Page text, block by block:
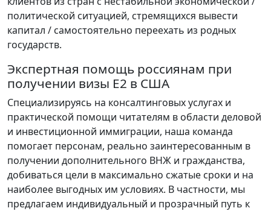
политической ситуацией, стремящихся вывести
капитал / самостоятельно переехать из родных
государств.
Экспертная помощь россиянам при
получении визы E2 в США
Специализируясь на консалтинговых услугах и
практической помощи читателям в области деловой
и инвестиционной иммиграции, наша команда
помогает персонам, реально заинтересованным в
получении дополнительного ВНЖ и гражданства,
добиваться цели в максимально сжатые сроки и на
наиболее выгодных им условиях. В частности, мы
предлагаем индивидуальный и прозрачный путь к